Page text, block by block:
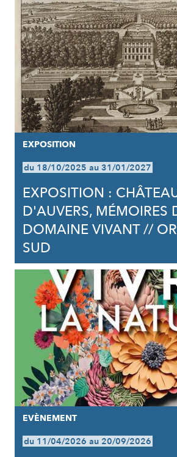
EXPOSITION
du 18/10/2025 au 31/01/2027
EXPOSITION :
D'AUVERS, MÉMOIRES
DOMAINE VIVANT //
SUD
EVÈNEMENT
du 11/04/2026 au 20/09/2026